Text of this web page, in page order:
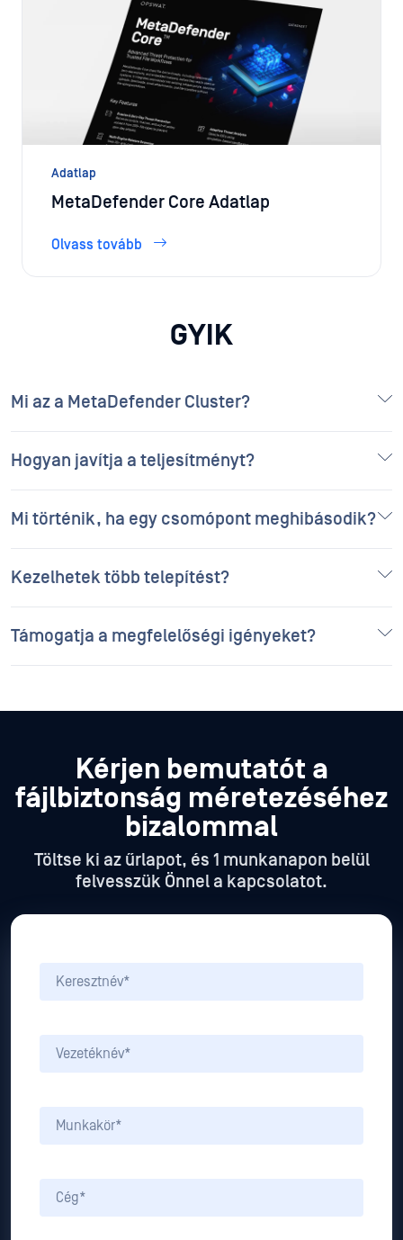
Adatlap
MetaDefender Core Adatlap
Olvass tovább
GYIK
Mi az a MetaDefender Cluster?
Hogyan javítja a teljesítményt?
Mi történik, ha egy csomópont meghibásodik?
Kezelhetek több telepítést?
Támogatja a megfelelőségi igényeket?
Kérjen bemutatót a
fájlbiztonság méretezéséhez
bizalommal
Töltse ki az űrlapot, és 1 munkanapon belül
felvesszük Önnel a kapcsolatot.